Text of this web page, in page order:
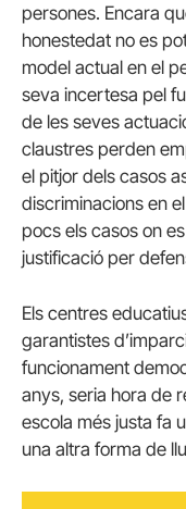
persones. Encara
honestedat no es
model actual en el
seva incertesa pel
de les seves
claustres perden
el pitjor dels casos
discriminacions en
pocs els casos on
justificació per
Els centres
garantistes
funcionament
anys, seria hora de
escola més justa fa
una altra forma de